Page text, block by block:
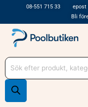
till
innehåll
08-551 715 33 epost
Bli
Produktsökning